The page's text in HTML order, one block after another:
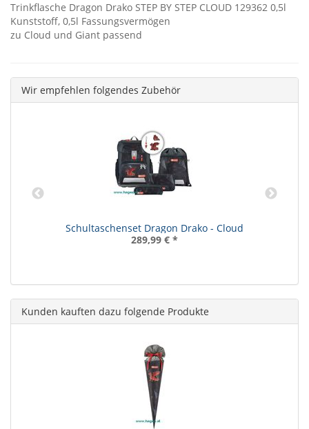
Trinkflasche Dragon Drako STEP BY STEP CLOUD 129362 0,5l
Kunststoff, 0,5l Fassungsvermögen
zu Cloud und Giant passend
Wir empfehlen folgendes Zubehör
Schultaschenset Dragon Drako - Cloud
289,99 € *
Kunden kauften dazu folgende Produkte